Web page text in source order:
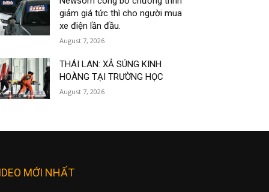
giảm giá tức thì cho người mua
xe điện lần đầu.
August 7, 2026
THÁI LAN: XẢ SÚNG KINH
HOÀNG TẠI TRƯỜNG HỌC
August 7, 2026
MỚI NHẤT